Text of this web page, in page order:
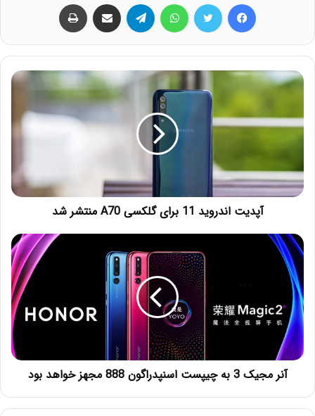
آپدیت اندروید 11 برای گلکسی A70 منتشر شد
آنر مجیک 3 به چیپست اسنپدراگون 888 مجهز خواهد بود